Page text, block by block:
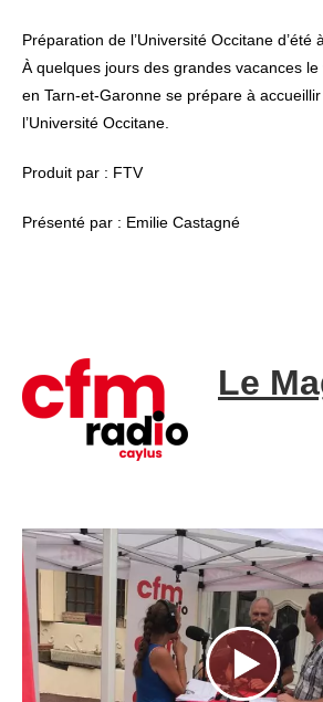
Préparation de l’Université Occitane d’été
À quelques jours des grandes vacances
en Tarn-et-Garonne se prépare à
l’Université Occitane.
Produit par : FTV
Présenté par : Emilie Castagné
Le